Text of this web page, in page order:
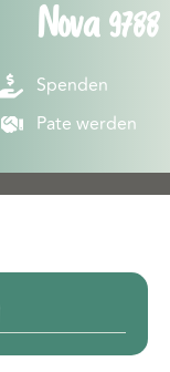
Nova 9788
Spenden
Pate werden